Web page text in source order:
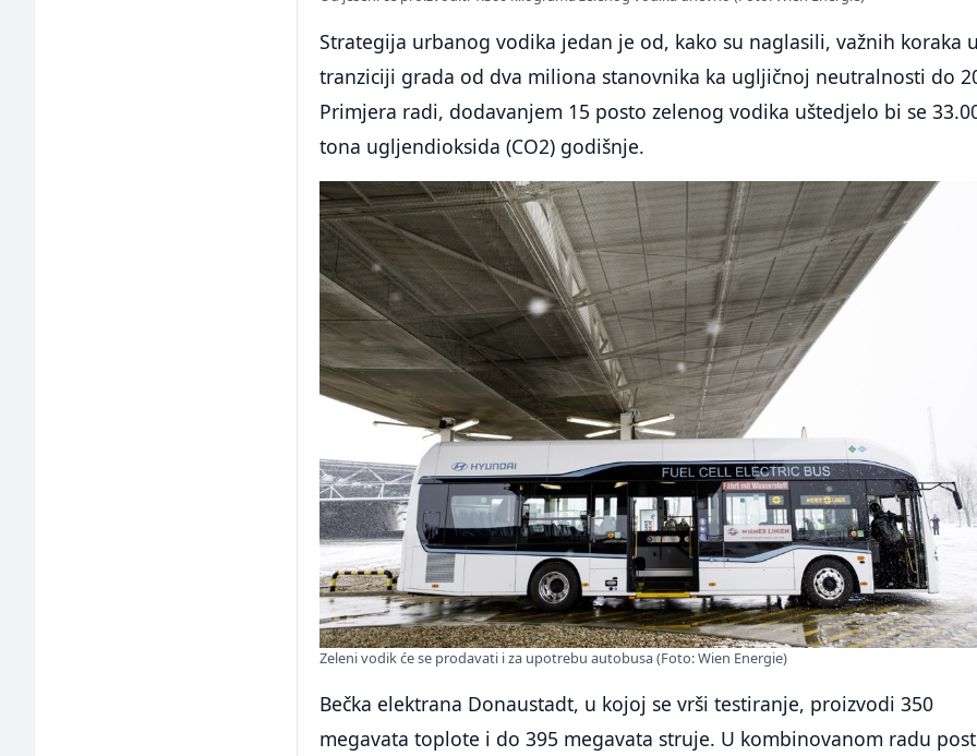
Strategija urbanog vodika jedan je od, kako su naglasili, važnih koraka
tranziciji grada od dva miliona stanovnika ka ugljičnoj neutralnosti do
Primjera radi, dodavanjem 15 posto zelenog vodika uštedjelo bi se
tona ugljendioksida (CO2) godišnje.
Zeleni vodik će se prodavati i za upotrebu autobusa (Foto: Wien Energie)
Bečka elektrana Donaustadt, u kojoj se vrši testiranje, proizvodi 350
megavata toplote i do 395 megavata struje. U kombinovanom radu